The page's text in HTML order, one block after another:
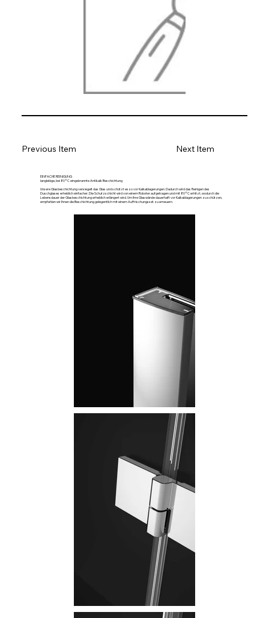
Next Item
Previous Item
EINFACHE REINIGUNG
langlebige, bei 80°C eingebrannte Antikalk Beschichtung
Unsere Glasbeschichtung versiegelt das Glas und schützt es so vor Kalkablagerungen. Dadurch wird das Reinigen des
Duschglases erheblich einfacher. Die Schutzschicht wird von einem Roboter aufgetragen und mit 80°C erhitzt, wodurch die
Lebensdauer der Glasbeschichtung erheblich erlängert wird. Um Ihre Glaswände dauerhaft vor Kalkablagerungen zu schützen,
empfehlen wir Ihnen die Beschichtung gelegentlich mit einem Auffrischungsset zu erneuern.